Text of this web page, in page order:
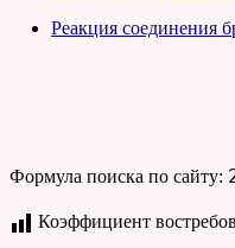
Реакция соединения
Формула поиска по сайту:
Коэффициент